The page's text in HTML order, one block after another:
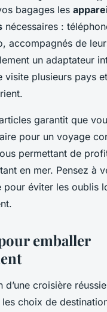
bagages les
nécessaires :
accompagnés de
un adaptateur
visite plusieurs pays
garantit que
pour un voyage
permettant de
en mer. Pensez à
pour éviter les oublis
emballer
d’une croisière
choix de